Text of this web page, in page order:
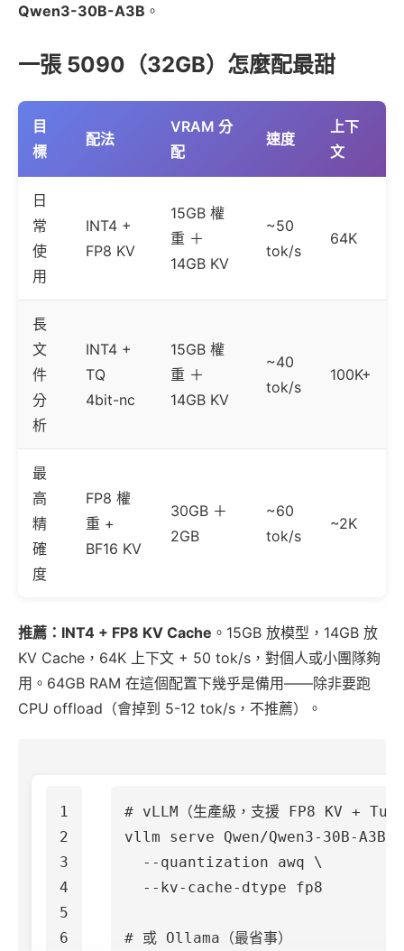
Qwen3-30B-A3B 。
一張 5090（32GB）怎麼配最甜
目
標
配法
VRAM 分
配
速度
上下
文
日
常
使
用
INT4 +
FP8 KV
15GB 權
重 ＋
14GB KV
~50
tok/s
64K
長
文
件
分
析
INT4 +
TQ
4bit-nc
15GB 權
重 ＋
14GB KV
~40
tok/s
100K+
最
高
精
確
度
FP8 權
重 +
BF16 KV
30GB ＋
2GB
~60
tok/s
~2K
推薦：INT4 + FP8 KV Cache 。15GB 放模型，14GB 放
KV Cache，64K 上下文 + 50 tok/s，對個人或小團隊夠
用。64GB RAM 在這個配置下幾乎是備用——除非要跑
CPU offload（會掉到 5-12 tok/s，不推薦）。
1
2
3
4
5
6
# vLLM（生產級，支援 FP8 KV +
vllm serve Qwen/Qwen3-30B-
--quantization awq \
--kv-cache-dtype fp8
# 或 Ollama（最省事）